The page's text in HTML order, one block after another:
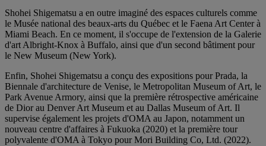
Shohei Shigematsu a en outre imaginé des espaces culturels comme
le Musée national des beaux-arts du Québec et le Faena Art Center à
Miami Beach. En ce moment, il s'occupe de l'extension de la Galerie
d'art Albright-Knox à Buffalo, ainsi que d'un second bâtiment pour
le New Museum (New York).
Enfin, Shohei Shigematsu a conçu des expositions pour Prada, la
Biennale d'architecture de Venise, le Metropolitan Museum of Art, le
Park Avenue Armory, ainsi que la première rétrospective américaine
de Dior au Denver Art Museum et au Dallas Museum of Art. Il
supervise également les projets d'OMA au Japon, notamment un
nouveau centre d'affaires à Fukuoka (2020) et la première tour
polyvalente d'OMA à Tokyo pour Mori Building Co, Ltd. (2022).